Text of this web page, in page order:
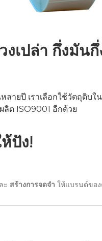
งเปล่า กึ่งมัน
ยปี เราเลือกใช้วัตถุดิบใ
ต ISO9001 อีกด้วย
ปัง!
ะ สร้างการจดจำ ให้แบรนด์ขอ